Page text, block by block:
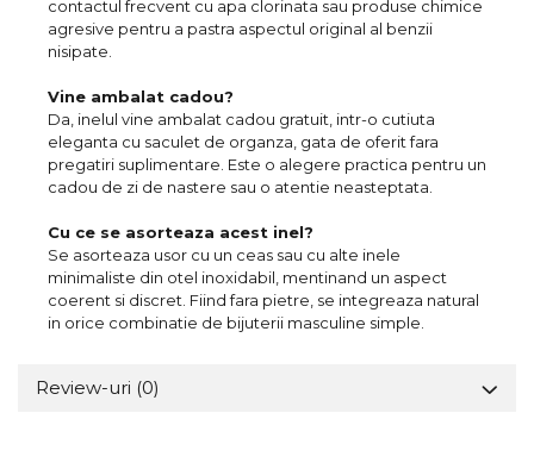
contactul frecvent cu apa clorinata sau produse chimice
agresive pentru a pastra aspectul original al benzii
nisipate.
Vine ambalat cadou?
Da, inelul vine ambalat cadou gratuit, intr-o cutiuta
eleganta cu saculet de organza, gata de oferit fara
pregatiri suplimentare. Este o alegere practica pentru un
cadou de zi de nastere sau o atentie neasteptata.
Cu ce se asorteaza acest inel?
Se asorteaza usor cu un ceas sau cu alte inele
minimaliste din otel inoxidabil, mentinand un aspect
coerent si discret. Fiind fara pietre, se integreaza natural
in orice combinatie de bijuterii masculine simple.
Review-uri (0)